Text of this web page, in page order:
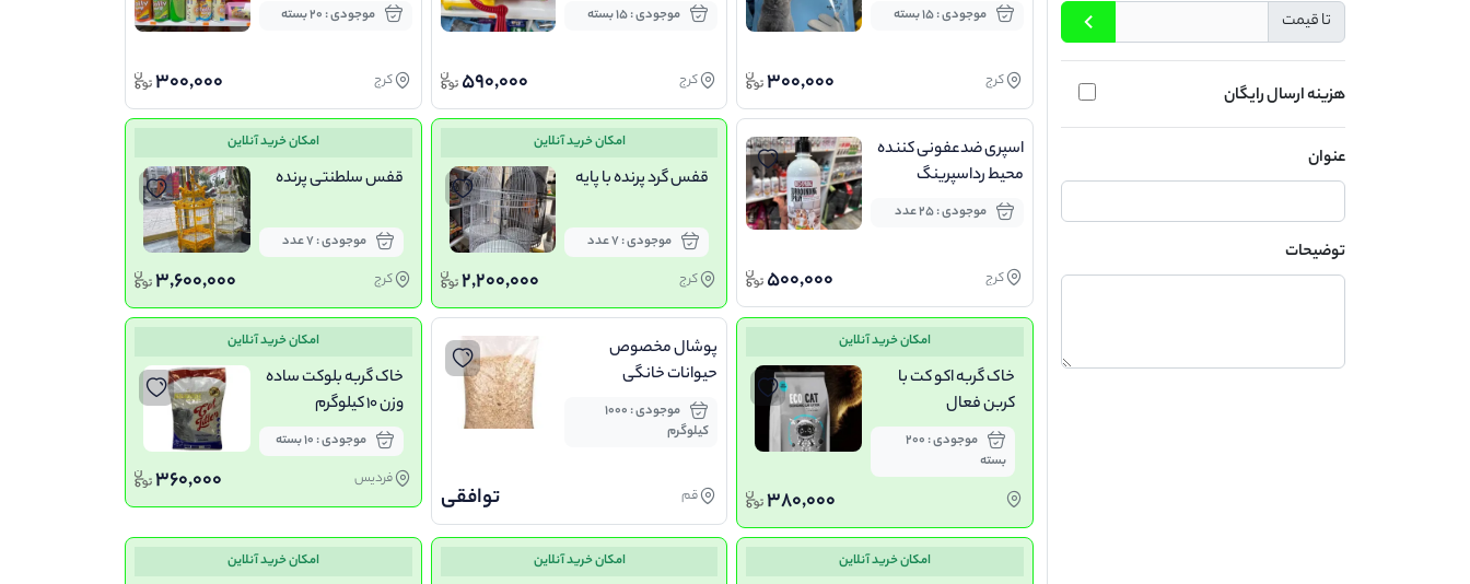
تا قیمت
هزینه ارسال رایگان
عنوان
توضیحات
پودر بچه، 5 عددیموجودی : 15 بسته
کرج 300,000
موجودی : 15 بسته
کرج 590,000
موجودی : 20 بسته
کرج 300,000
اسپری ضدعفونی کننده
محیط رداسپرینگ
موجودی : 25 عدد
کرج 500,000
امکان خرید آنلاین
قفس گرد پرنده با پایه
موجودی : 7 عدد
کرج
2,200,000
امکان خرید آنلاین
قفس سلطنتی پرنده
موجودی : 7 عدد
کرج
3,600,000
امکان خرید آنلاین
خاک گربه اکو کت با
کربن فعال
موجودی : 200
بسته
380,000
پوشال مخصوص
حیوانات خانگی
موجودی : 1000
کیلوگرم
قم توافقی
امکان خرید آنلاین
خاک گربه بلوکت ساده
وزن 10 کیلوگرم
موجودی : 10 بسته
فردیس
360,000
امکان خرید آنلاین امکان خرید آنلاین امکان خرید آنلاین